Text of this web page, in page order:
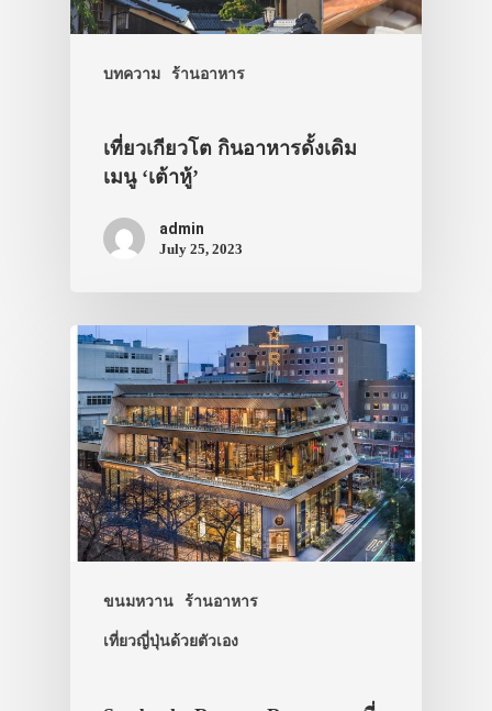
บทความ ร้านอาหาร
เที่ยวเกียวโต กินอาหารดั้งเดิม
เมนู ‘เต้าหู้’
admin
July 25, 2023
ขนมหวาน ร้านอาหาร
เที่ยวญี่ปุ่นด้วยตัวเอง